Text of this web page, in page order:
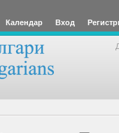
Календар Вход